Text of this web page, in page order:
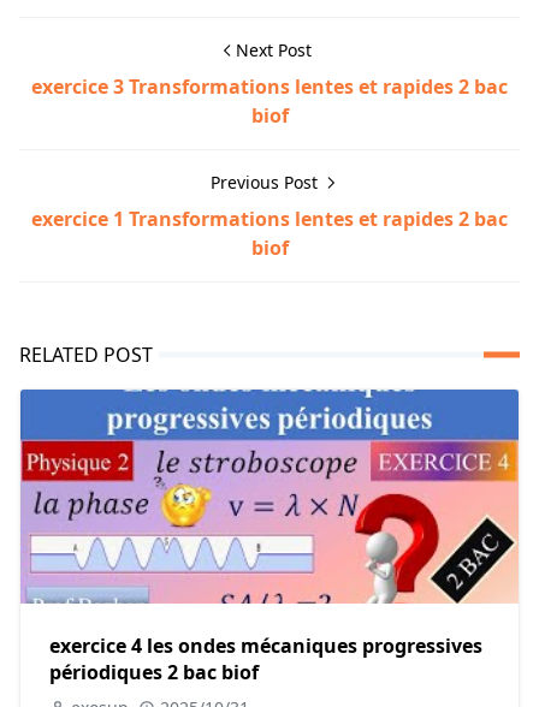
Next Post
exercice 3 Transformations lentes et rapides 2 bac
biof
Previous Post
exercice 1 Transformations lentes et rapides 2 bac
biof
RELATED POST
exercice 4 les ondes mécaniques progressives
périodiques 2 bac biof